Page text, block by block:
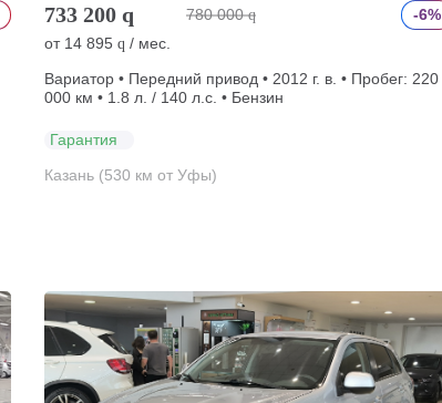
733 200 q 780 000 q
-6%
от 14 895 q / мес.
Вариатор • Передний привод • 2012 г. в. • Пробег: 220
000 км • 1.8 л. / 140 л.с. • Бензин
Гарантия
Казань (530 км от Уфы)